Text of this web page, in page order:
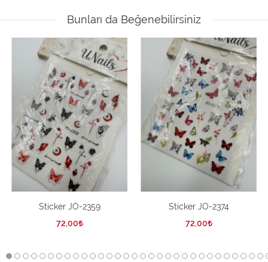
Bunları da Beğenebilirsiniz
Sticker JO-2359
72,00
Sticker JO-2374
72,00